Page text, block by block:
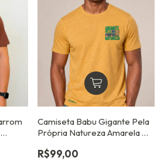
Camiseta Babu Gigante Pela
Própria Natureza Amarela —
Fitness Academia e Torcida
R$99,00